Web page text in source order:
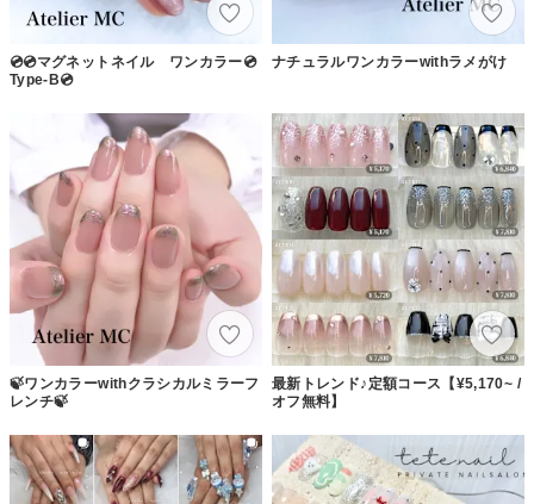
💿💿マグネットネイル ワンカラー💿
Type-B💿
ナチュラルワンカラーwithラメがけ
🍃ワンカラーwithクラシカルミラーフ
レンチ🍃
最新トレンド♪定額コース【¥5,170~ /
オフ無料】